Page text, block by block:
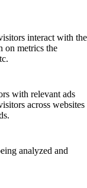
interact with the
on metrics the
with relevant ads
across websites
analyzed and